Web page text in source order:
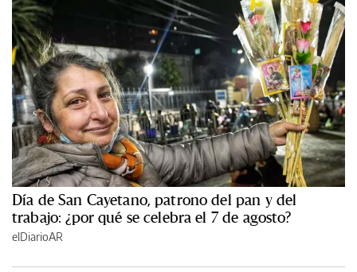
Día de San Cayetano, patrono del pan y del
trabajo: ¿por qué se celebra el 7 de agosto?
elDiarioAR